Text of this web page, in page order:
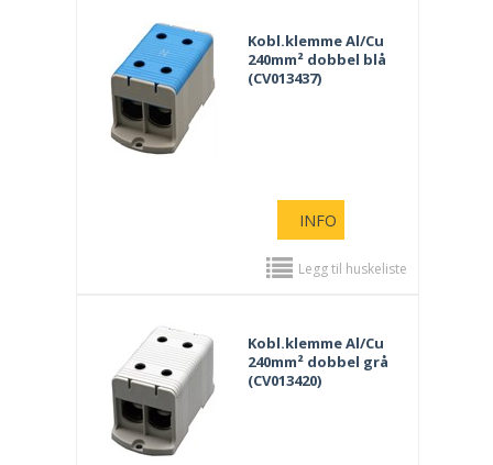
Kobl.klemme Al/Cu
240mm² dobbel blå
(CV013437)
INFO
Legg til huskeliste
Kobl.klemme Al/Cu
240mm² dobbel grå
(CV013420)